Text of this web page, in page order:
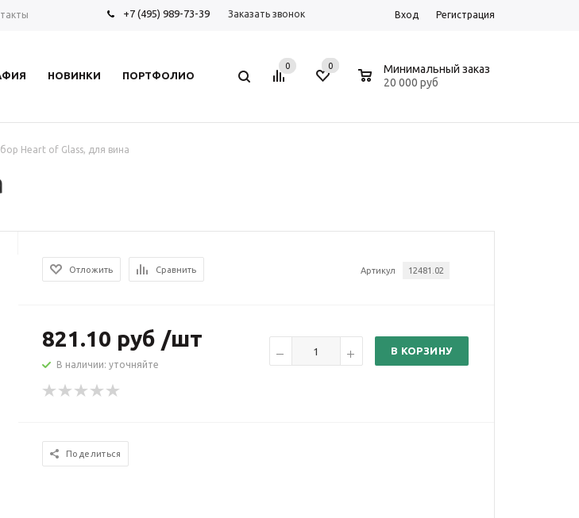
+7 (495) 989-73-39 Заказать звонок Вход Регистрация
НОВИНКИ ПОРТФОЛИО
0 0
Минимальный заказ
20 000 руб
Heart of Glass, для вина
Артикул 12481.02
Отложить Сравнить
821.10 руб /шт
В наличии: уточняйте
В КОРЗИНУ
Поделиться